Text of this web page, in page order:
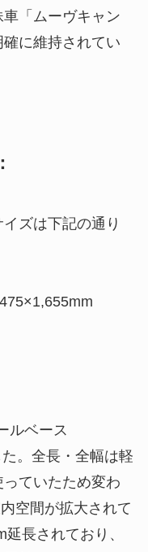
「ムーヴキャン
に維持されてい
ズは下記の通り
ルベース
。全長・全幅は軽
ていたため変わ
空間が拡大されて
長されており、